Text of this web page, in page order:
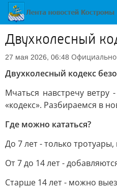
Двухколесный
27 мая 2026, 06:48 Официально
Двухколесный кодекс
Мчаться навстречу
«кодекс». Разбираемся в
Где можно кататься?
До 7 лет - только
От 7 до 14 лет -
Старше 14 лет - можно